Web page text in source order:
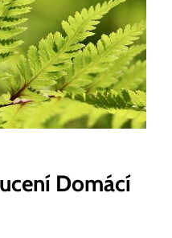
Domácí